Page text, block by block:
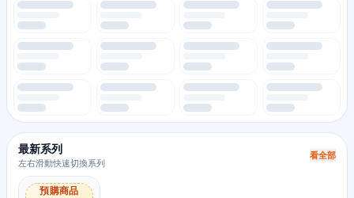
最新系列
左右滑動快速切換系列
看全部
預購商品